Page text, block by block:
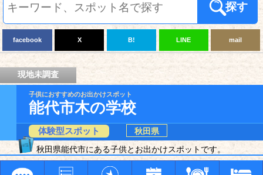
探す
facebook X B! LINE mail
現地未調査
子供におすすめのお出かけスポット
能代市木の学校
体験型スポット
秋田県
秋田県能代市にある子供とお出かけスポットです。